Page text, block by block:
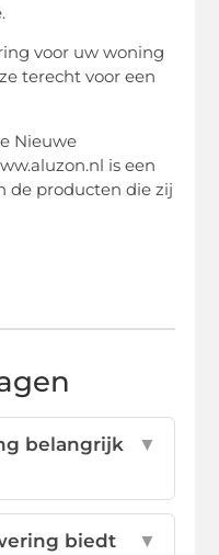
voor uw woning
terecht voor een
Nieuwe
is een
de producten die zij
belangrijk
▼
biedt
▼